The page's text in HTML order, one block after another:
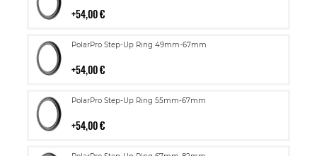
54,00 €
PolarPro Step-Up Ring 49mm-67mm
54,00 €
Lisää
PolarPro Step-Up Ring 55mm-67mm
54,00 €
Lisää